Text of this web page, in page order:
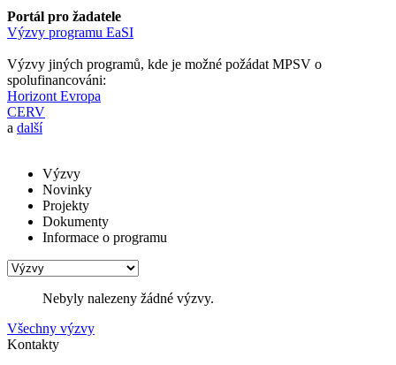
Portál pro žadatele
Výzvy programu EaSI
Výzvy jiných programů, kde je možné požádat MPSV o
spolufinancováni:
Horizont Evropa
CERV
a další
Výzvy
Novinky
Projekty
Dokumenty
Informace o programu
Nebyly nalezeny žádné výzvy.
Všechny výzvy
Kontakty